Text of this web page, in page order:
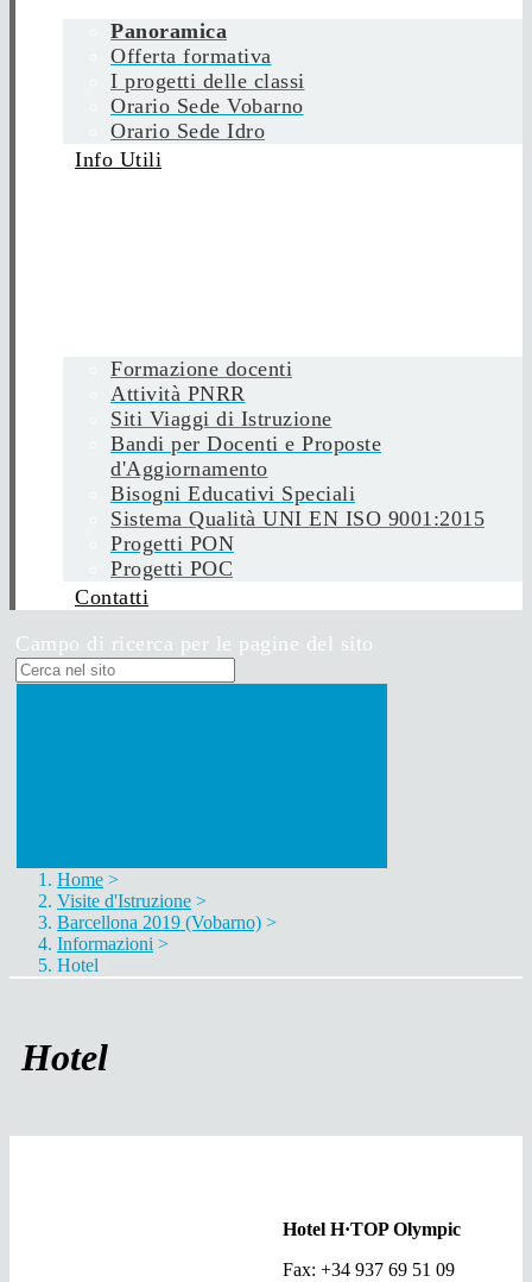
Panoramica
Offerta formativa
I progetti delle classi
Orario Sede Vobarno
Orario Sede Idro
Info Utili
Formazione docenti
Attività PNRR
Siti Viaggi di Istruzione
Bandi per Docenti e Proposte
d'Aggiornamento
Bisogni Educativi Speciali
Sistema Qualità UNI EN ISO 9001:2015
Progetti PON
Progetti POC
Contatti
Campo di ricerca per le pagine del sito
Home >
Visite d'Istruzione >
Barcellona 2019 (Vobarno) >
Informazioni >
Hotel
Hotel
Hotel H·TOP Olympic
Fax: +34 937 69 51 09